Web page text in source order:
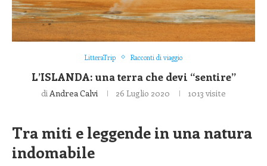
LitteraTrip Racconti di viaggio
L’ISLANDA: una terra che devi “sentire”
diAndrea Calvi 26 Luglio 2020 1013 visite
Tra miti e leggende in una natura
indomabile